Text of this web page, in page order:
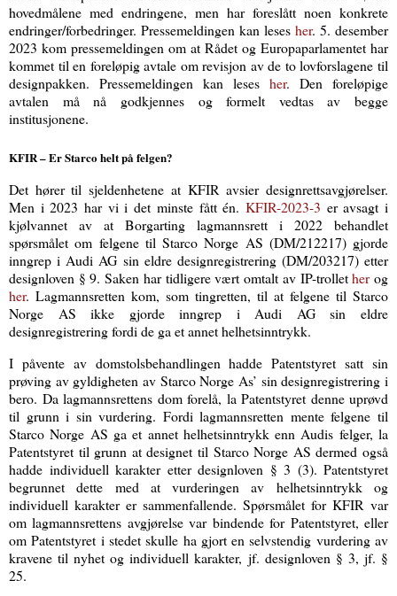
hovedmålene med endringene, men har foreslått noen konkrete
endringer/forbedringer. Pressemeldingen kan leses her. 5. desember
2023 kom pressemeldingen om at Rådet og Europaparlamentet har
kommet til en foreløpig avtale om revisjon av de to lovforslagene til
designpakken. Pressemeldingen kan leses her. Den foreløpige
avtalen må nå godkjennes og formelt vedtas av begge
institusjonene.
KFIR – Er Starco helt på felgen?
Det hører til sjeldenhetene at KFIR avsier designrettsavgjørelser.
Men i 2023 har vi i det minste fått én. KFIR-2023-3 er avsagt i
kjølvannet av at Borgarting lagmannsrett i 2022 behandlet
spørsmålet om felgene til Starco Norge AS (DM/212217) gjorde
inngrep i Audi AG sin eldre designregistrering (DM/203217) etter
designloven § 9. Saken har tidligere vært omtalt av IP-trolletherog
her. Lagmannsretten kom, som tingretten, til at felgene til Starco
Norge AS ikke gjorde inngrep i Audi AG sin eldre
designregistrering fordi de ga et annet helhetsinntrykk.
I påvente av domstolsbehandlingen hadde Patentstyret satt sin
prøving av gyldigheten av Starco Norge As’ sin designregistrering i
bero. Da lagmannsrettens dom forelå, la Patentstyret denne uprøvd
til grunn i sin vurdering. Fordi lagmannsretten mente felgene til
Starco Norge AS ga et annet helhetsinntrykk enn Audis felger, la
Patentstyret til grunn at designet til Starco Norge AS dermed også
hadde individuell karakter etter designloven § 3 (3). Patentstyret
begrunnet dette med at vurderingen av helhetsinntrykk og
individuell karakter er sammenfallende. Spørsmålet for KFIR var
om lagmannsrettens avgjørelse var bindende for Patentstyret, eller
om Patentstyret i stedet skulle ha gjort en selvstendig vurdering av
kravene til nyhet og individuell karakter, jf. designloven § 3, jf. §
25.